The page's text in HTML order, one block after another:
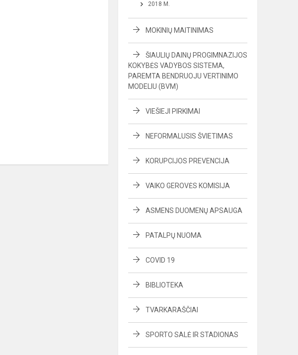
2018 M.
MOKINIŲ MAITINIMAS
ŠIAULIŲ DAINŲ PROGIMNAZIJOS
KOKYBĖS VADYBOS SISTEMA,
PAREMTA BENDRUOJU VERTINIMO
MODELIU (BVM)
VIEŠIEJI PIRKIMAI
NEFORMALUSIS ŠVIETIMAS
KORUPCIJOS PREVENCIJA
VAIKO GEROVĖS KOMISIJA
ASMENS DUOMENŲ APSAUGA
PATALPŲ NUOMA
COVID 19
BIBLIOTEKA
TVARKARAŠČIAI
SPORTO SALĖ IR STADIONAS